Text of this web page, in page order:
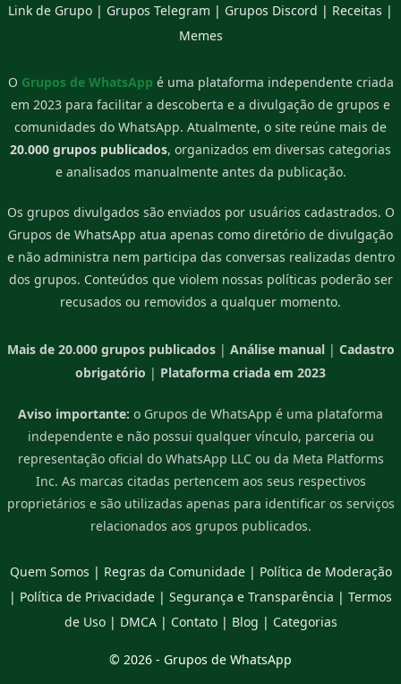
Link de Grupo | Grupos Telegram | Grupos Discord | Receitas |
Memes
O Grupos de WhatsApp é uma plataforma independente criada
em 2023 para facilitar a descoberta e a divulgação de grupos e
comunidades do WhatsApp. Atualmente, o site reúne mais de
20.000 grupos publicados, organizados em diversas categorias
e analisados manualmente antes da publicação.
Os grupos divulgados são enviados por usuários cadastrados. O
Grupos de WhatsApp atua apenas como diretório de divulgação
e não administra nem participa das conversas realizadas dentro
dos grupos. Conteúdos que violem nossas políticas poderão ser
recusados ou removidos a qualquer momento.
Mais de 20.000 grupos publicados| Análise manual| Cadastro
obrigatório | Plataforma criada em 2023
Aviso importante: o Grupos de WhatsApp é uma plataforma
independente e não possui qualquer vínculo, parceria ou
representação oficial do WhatsApp LLC ou da Meta Platforms
Inc. As marcas citadas pertencem aos seus respectivos
proprietários e são utilizadas apenas para identificar os serviços
relacionados aos grupos publicados.
Quem Somos | Regras da Comunidade| Política de Moderação
| Política de Privacidade | Segurança e Transparência | Termos
de Uso| DMCA| Contato| Blog | Categorias
© 2026 - Grupos de WhatsApp